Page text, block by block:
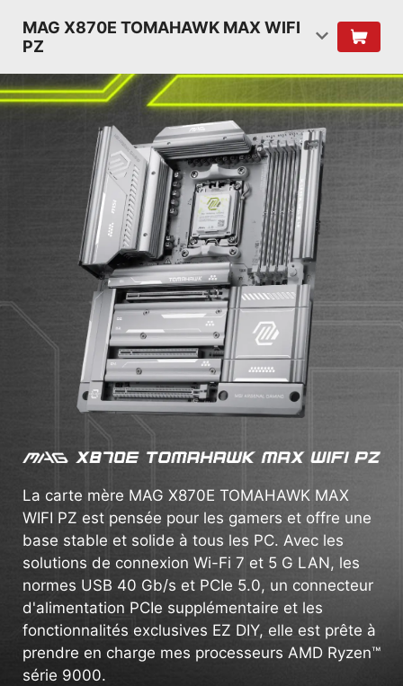
MAG X870E TOMAHAWK MAX WIFI
PZ
La carte mère MAG X870E TOMAHAWK MAX
WIFI PZ est pensée pour les gamers et offre une
base stable et solide à tous les PC. Avec les
solutions de connexion Wi-Fi 7 et 5 G LAN, les
normes USB 40 Gb/s et PCIe 5.0, un connecteur
d'alimentation PCIe supplémentaire et les
fonctionnalités exclusives EZ DIY, elle est prête à
prendre en charge mes processeurs AMD Ryzen™
série 9000.